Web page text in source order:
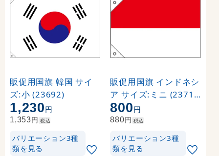
販促用国旗 韓国 サイ
ズ:小 (23692)
1,230円
1,353円 税込
バリエーション3種
類を見る
販促用国旗 インドネシ
ア サイズ:ミニ (23712
)
800円
880円 税込
バリエーション3種
類を見る